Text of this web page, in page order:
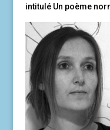
intitulé Un poème